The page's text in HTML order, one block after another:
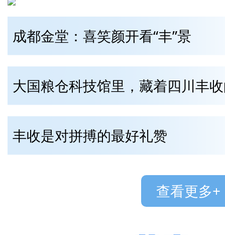
成都金堂：喜笑颜开看“丰”景
大国粮仓科技馆里，藏着四川丰
丰收是对拼搏的最好礼赞
查看更多+